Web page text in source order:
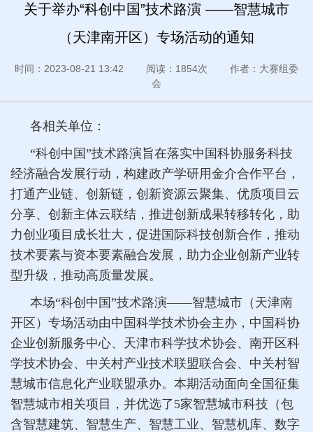
关于举办“科创中国”技术路演 ——智慧城市
（天津南开区）专场活动的通知
时间：2023-08-21 13:42 阅读：1854次 作者：大赛组委
会
各相关单位：
“科创中国”技术路演旨在落实中国科协服务科技
经济融合发展行动，构建政产学研用金介合作平台，
打通产业链、创新链，创新资源云聚集、优质项目云
分享、创新主体云联结，推进创新成果转移转化，助
力创业项目成长壮大，促进国际科技创新合作，推动
技术要素与资本要素融合发展，助力企业创新产业转
型升级，推动高质量发展。
本场“科创中国”技术路演——智慧城市（天津南
开区）专场活动由中国科学技术协会主办，中国科协
企业创新服务中心、天津市科学技术协会、南开区科
学技术协会、中关村产业技术联盟联合会、中关村智
慧城市信息化产业联盟承办。本期活动面向全国征集
智慧城市相关项目，并优选了5家智慧城市科技（包
含智慧建筑、智慧生产、智慧工业、智慧机库、数字